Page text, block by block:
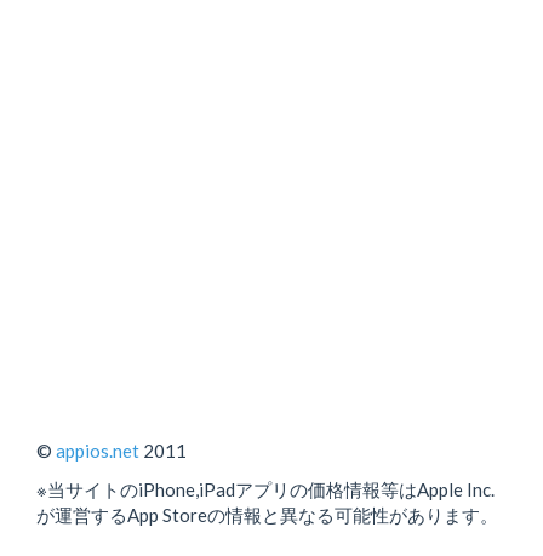
© appios.net 2011
※当サイトのiPhone,iPadアプリの価格情報等はApple Inc.
が運営するApp Storeの情報と異なる可能性があります。